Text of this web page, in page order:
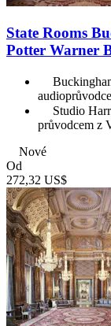
State Rooms
Potter Warner
Studio
průvodcem z
Nové
Od
272,32 US$